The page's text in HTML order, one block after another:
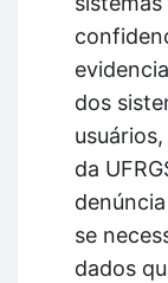
dos
da
se
dados